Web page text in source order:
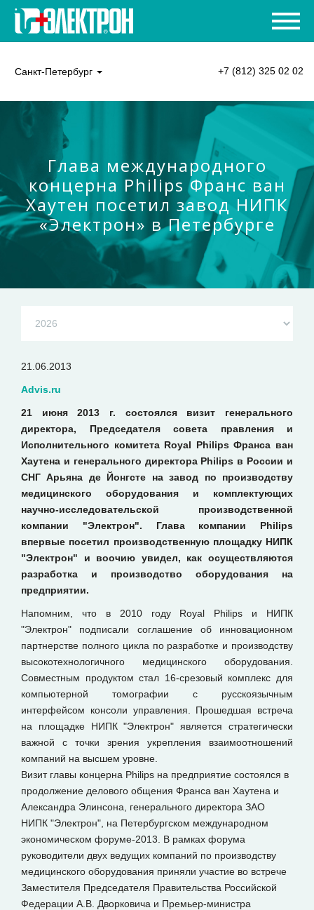
Санкт-Петербург +7 (812) 325 02 02
Глава международного
концерна Philips Франс ван
Хаутен посетил завод НИПК
«Электрон» в Петербурге
21.06.2013
Advis.ru
21 июня 2013 г. состоялся визит генерального
директора, Председателя совета правления и
Исполнительного комитета Royal Philips Франса ван
Хаутена и генерального директора Philips в России и
СНГ Арьяна де Йонгсте на завод по производству
медицинского оборудования и комплектующих
научно-исследовательской производственной
компании "Электрон". Глава компании Philips
впервые посетил производственную площадку НИПК
"Электрон" и воочию увидел, как осуществляются
разработка и производство оборудования на
предприятии.
Напомним, что в 2010 году Royal Philips и НИПК
"Электрон" подписали соглашение об инновационном
партнерстве полного цикла по разработке и производству
высокотехнологичного медицинского оборудования.
Совместным продуктом стал 16-срезовый комплекс для
компьютерной томографии с русскоязычным
интерфейсом консоли управления. Прошедшая встреча
на площадке НИПК "Электрон" является стратегически
важной с точки зрения укрепления взаимоотношений
компаний на высшем уровне.
Визит главы концерна Philips на предприятие состоялся в
продолжение делового общения Франса ван Хаутена и
Александра Элинсона, генерального директора ЗАО
НИПК "Электрон", на Петербургском международном
экономическом форуме-2013. В рамках форума
руководители двух ведущих компаний по производству
медицинского оборудования приняли участие во встрече
Заместителя Председателя Правительства Российской
Федерации А.В. Дворковича и Премьер-министра